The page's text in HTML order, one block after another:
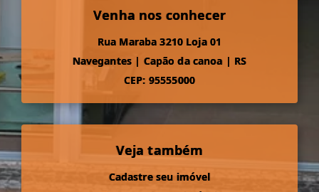
Venha nos conhecer
Rua Maraba 3210 Loja 01
Navegantes | Capão da canoa | RS
CEP: 95555000
Veja também
Cadastre seu imóvel